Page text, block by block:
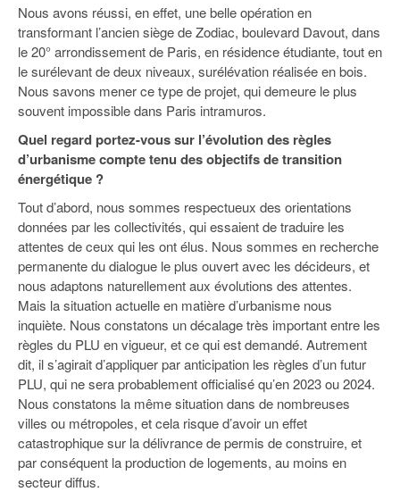
Nous avons réussi, en effet, une belle opération en
transformant l’ancien siège de Zodiac, boulevard Davout, dans
le 20° arrondissement de Paris, en résidence étudiante, tout en
le surélevant de deux niveaux, surélévation réalisée en bois.
Nous savons mener ce type de projet, qui demeure le plus
souvent impossible dans Paris intramuros.
Quel regard portez-vous sur l’évolution des règles
d’urbanisme compte tenu des objectifs de transition
énergétique ?
Tout d’abord, nous sommes respectueux des orientations
données par les collectivités, qui essaient de traduire les
attentes de ceux qui les ont élus. Nous sommes en recherche
permanente du dialogue le plus ouvert avec les décideurs, et
nous adaptons naturellement aux évolutions des attentes.
Mais la situation actuelle en matière d’urbanisme nous
inquiète. Nous constatons un décalage très important entre les
règles du PLU en vigueur, et ce qui est demandé. Autrement
dit, il s’agirait d’appliquer par anticipation les règles d’un futur
PLU, qui ne sera probablement officialisé qu’en 2023 ou 2024.
Nous constatons la même situation dans de nombreuses
villes ou métropoles, et cela risque d’avoir un effet
catastrophique sur la délivrance de permis de construire, et
par conséquent la production de logements, au moins en
secteur diffus.